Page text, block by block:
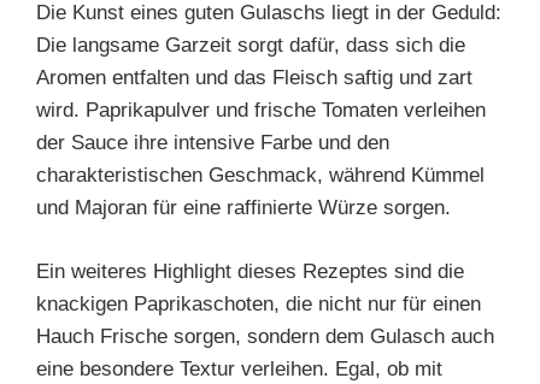
Die Kunst eines guten Gulaschs liegt in der Geduld:
Die langsame Garzeit sorgt dafür, dass sich die
Aromen entfalten und das Fleisch saftig und zart
wird. Paprikapulver und frische Tomaten verleihen
der Sauce ihre intensive Farbe und den
charakteristischen Geschmack, während Kümmel
und Majoran für eine raffinierte Würze sorgen.
Ein weiteres Highlight dieses Rezeptes sind die
knackigen Paprikaschoten, die nicht nur für einen
Hauch Frische sorgen, sondern dem Gulasch auch
eine besondere Textur verleihen. Egal, ob mit